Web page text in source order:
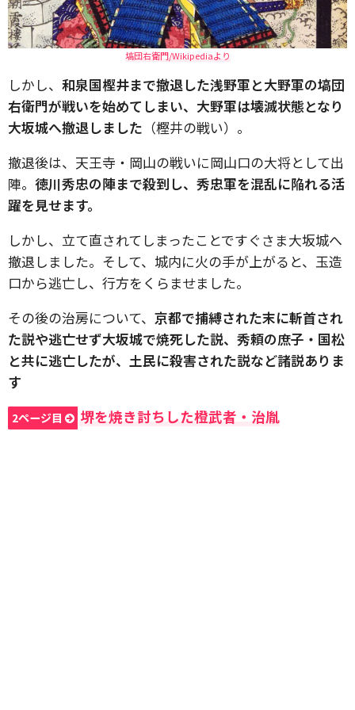
塙団右衛門/Wikipediaより
しかし、 和泉国樫井まで撤退した浅野軍と大野軍の塙団
右衛門が戦いを始めてしまい、大野軍は壊滅状態となり
大坂城へ撤退しました （樫井の戦い）。
撤退後は、天王寺・岡山の戦いに岡山口の大将として出
陣。 徳川秀忠の陣まで殺到し、秀忠軍を混乱に陥れる活
躍を見せます。
しかし、立て直されてしまったことですぐさま大坂城へ
撤退しました。そして、城内に火の手が上がると、玉造
口から逃亡し、行方をくらませました。
その後の治房について、 京都で捕縛された末に斬首され
た説や逃亡せず大坂城で焼死した説、秀頼の庶子・国松
と共に逃亡したが、土民に殺害された説など諸説ありま
す
2ページ目 堺を焼き討ちした橙武者・治胤